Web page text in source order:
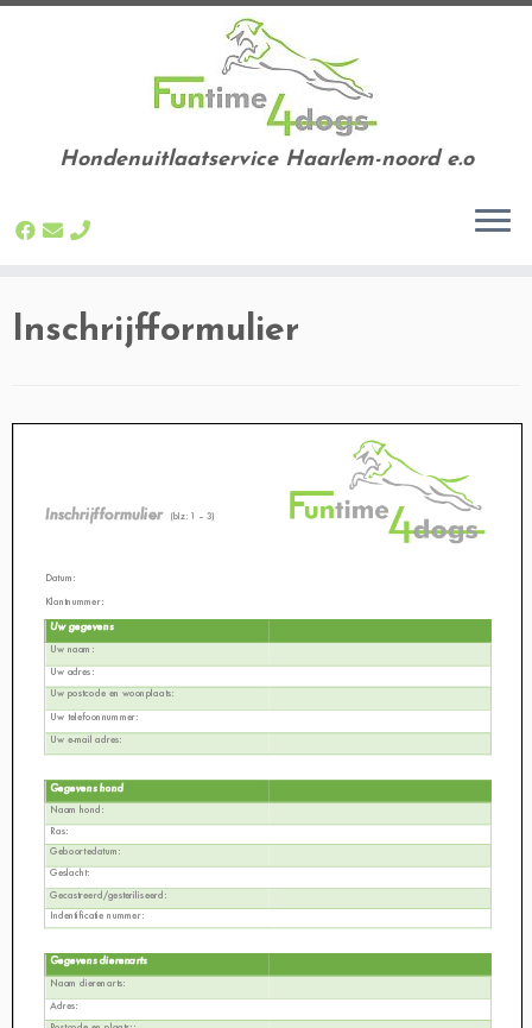
naar
Hondenuitlaatservice Haarlem-noord e.o
Inschrijfformulier